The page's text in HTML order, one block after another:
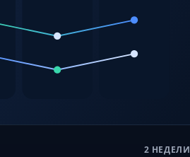
2 НЕДЕЛИ